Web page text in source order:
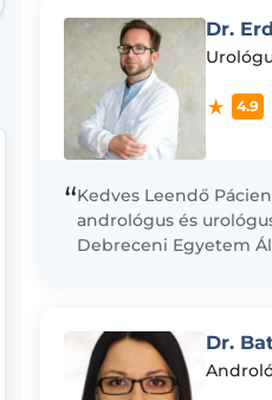
Dr.
4.9
“Kedves Leendő
andrológus és
Debreceni Egyetem
Dr.